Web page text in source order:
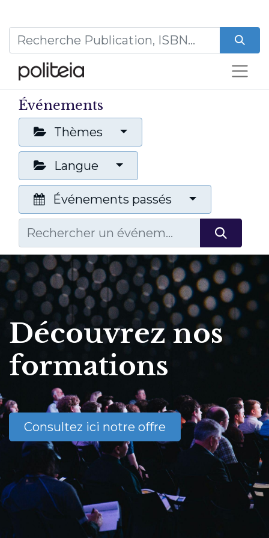
Événements
Thèmes
Langue
Événements passés
Découvrez nos
formations
Consultez ici notre offre